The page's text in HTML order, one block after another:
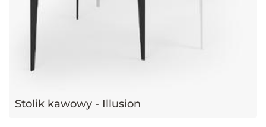
Stolik kawowy - Illusion